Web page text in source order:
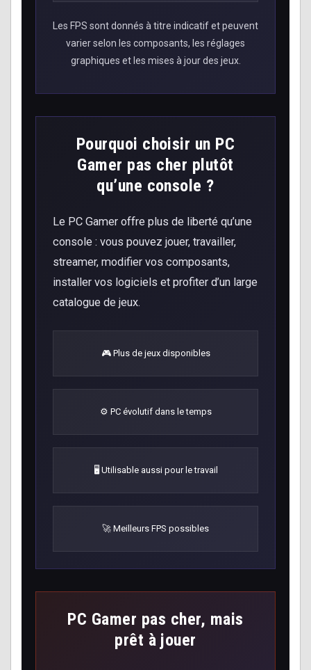
Les FPS sont donnés à titre indicatif et peuvent
varier selon les composants, les réglages
graphiques et les mises à jour des jeux.
Pourquoi choisir un PC
Gamer pas cher plutôt
qu’une console ?
Le PC Gamer offre plus de liberté qu’une
console : vous pouvez jouer, travailler,
streamer, modifier vos composants,
installer vos logiciels et profiter d’un large
catalogue de jeux.
🎮 Plus de jeux disponibles
⚙️ PC évolutif dans le temps
🖥️ Utilisable aussi pour le travail
🚀 Meilleurs FPS possibles
PC Gamer pas cher, mais
prêt à jouer